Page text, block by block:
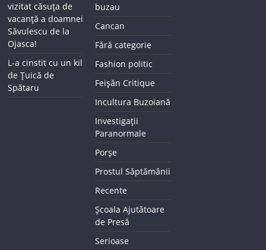
vizitat căsuța de
vacanță a doamnei
Săvulescu de la
Ojasca!
L-a cinstit cu un kil
de Țuică de
Spătaru
buzau
Cancan
Fără categorie
Fashion politic
Feișăn Critique
Incultura Buzoiană
Investigații
Paranormale
Porșe
Prostul Săptămânii
Recente
Școala Ajutătoare
de Presă
Serioase